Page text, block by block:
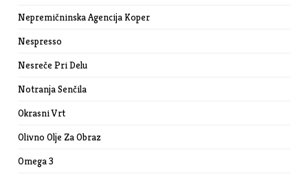
Nepremičninska Agencija Koper
Nespresso
Nesreče Pri Delu
Notranja Senčila
Okrasni Vrt
Olivno Olje Za Obraz
Omega 3